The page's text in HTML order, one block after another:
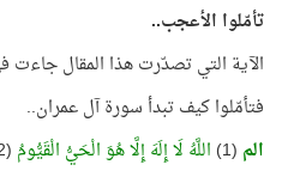
تأمّلوا الأعجب..
الآية التي تصدّرت هذا المقال
فتأمّلوا كيف تبدأ سورة آل عمران..
الم (1) اللَّهُ لَا إِلَهَ إِلَّا هُوَ الْحَيُّ الْقَيُّومُ (2) آل عمران